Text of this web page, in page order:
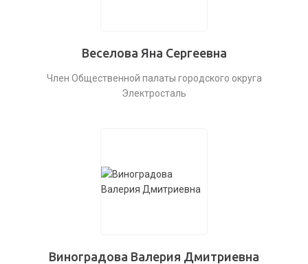
Веселова Яна Сергеевна
Член Общественной палаты городского округа
Электросталь
Виноградова Валерия Дмитриевна